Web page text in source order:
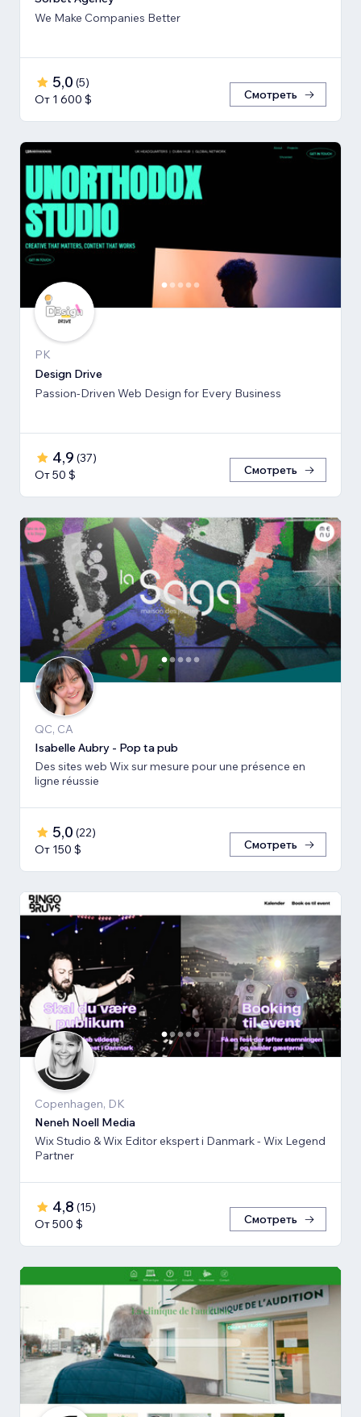
We Make Companies Better
5,0 (5)
От 1 600 $
Смотреть
PK
Design Drive
Passion-Driven Web Design for Every Business
4,9 (37)
От 50 $
Смотреть
QC, CA
Isabelle Aubry - Pop ta pub
Des sites web Wix sur mesure pour une présence en
ligne réussie
5,0 (22)
От 150 $
Смотреть
Copenhagen, DK
Neneh Noell Media
Wix Studio & Wix Editor ekspert i Danmark - Wix Legend
Partner
4,8 (15)
От 500 $
Смотреть